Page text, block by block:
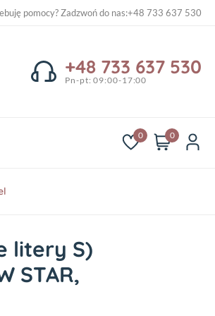
pomocy? Zadzwoń do nas:+48 733 637 530
+48 733 637 530
Pn-pt: 09:00-17:00
0 0
litery S)
STAR,